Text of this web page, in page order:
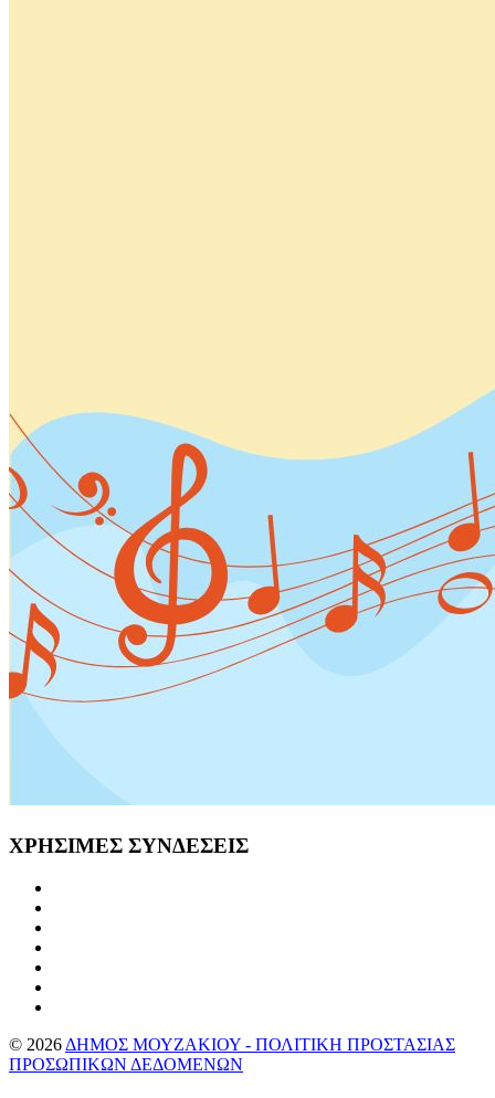
ΧΡΗΣΙΜΕΣ ΣΥΝΔΕΣΕΙΣ
© 2026 ΔΗΜΟΣ ΜΟΥΖΑΚΙΟΥ - ΠΟΛΙΤΙΚΗ ΠΡΟΣΤΑΣΙΑΣ
ΠΡΟΣΩΠΙΚΩΝ ΔΕΔΟΜΕΝΩΝ